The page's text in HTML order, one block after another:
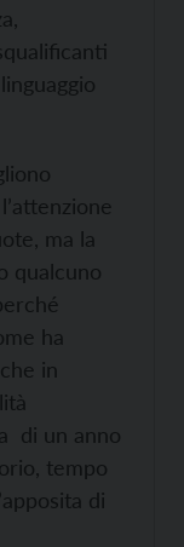
ma la
qualcuno
ha
in
di un anno
tempo
di